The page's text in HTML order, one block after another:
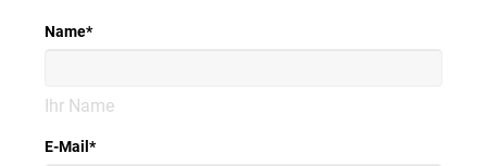
Name*
Ihr Name
E-Mail*